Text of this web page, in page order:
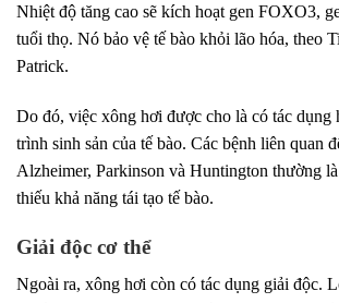
Nhiệt độ tăng cao sẽ kích hoạt gen FOXO3,
tuổi thọ. Nó bảo vệ tế bào khỏi lão hóa, theo
Patrick.
Do đó, việc xông hơi được cho là có tác dụng
trình sinh sản của tế bào. Các bệnh liên quan
Alzheimer, Parkinson và Huntington thường
thiếu khả năng tái tạo tế bào.
Giải độc cơ thể
Ngoài ra, xông hơi còn có tác dụng giải độc.